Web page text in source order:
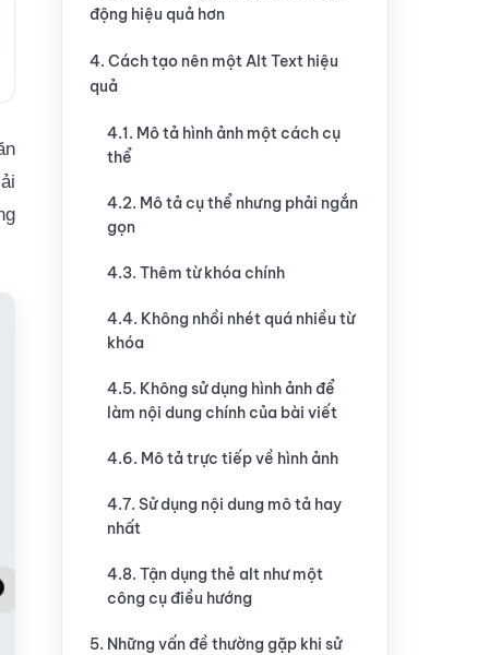
động hiệu quả hơn
4. Cách tạo nên một Alt Text hiệu
quả
4.1. Mô tả hình ảnh một cách cụ
thể
4.2. Mô tả cụ thể nhưng phải ngắn
gọn
4.3. Thêm từ khóa chính
4.4. Không nhồi nhét quá nhiều từ
khóa
4.5. Không sử dụng hình ảnh để
làm nội dung chính của bài viết
4.6. Mô tả trực tiếp về hình ảnh
4.7. Sử dụng nội dung mô tả hay
nhất
4.8. Tận dụng thẻ alt như một
công cụ điều hướng
5. Những vấn đề thường gặp khi sử